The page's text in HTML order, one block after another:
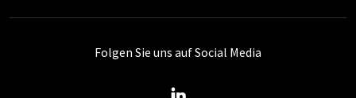
Folgen Sie uns auf Social Media